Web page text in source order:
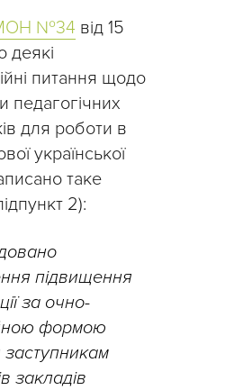
МОН №34 від 15
деякі
питання щодо
педагогічних
для роботи в
української
таке
2):
підвищення
за очно-
формою
закладів